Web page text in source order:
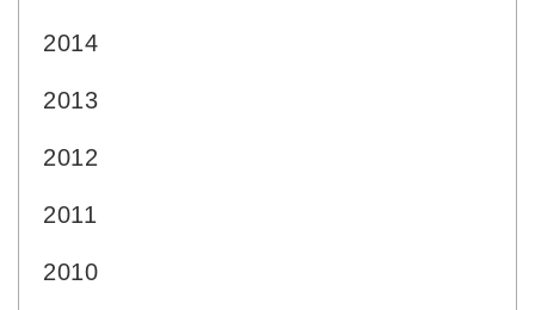
2014
2013
2012
2011
2010